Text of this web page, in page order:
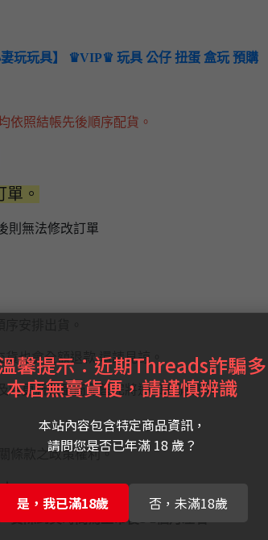
妻玩玩具】 ♛VIP♛ 玩具 公仔 扭蛋 盒玩 預購
依照結帳先後順序配貨。
。
則無法修改訂單
安排出貨。
也會全額退款,還請見諒。
時更新數量商品售完將通知取消訂單
條款之政策權利。
★
實際到貨時間為上市後1-2個月左右
馨提示：近期Threads詐騙多
本店無賣貨便，請謹慎辨識
本站內容包含特定商品資訊，
請問您是否已年滿 18 歲？
是，我已滿18歲 否，未滿18歲